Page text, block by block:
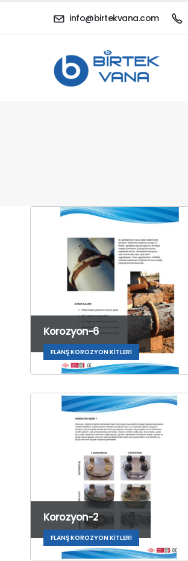
info@birtekvana.com
Korozyon-6
FLANŞ KOROZYON KITLERI
Korozyon-2
FLANŞ KOROZYON KITLERI